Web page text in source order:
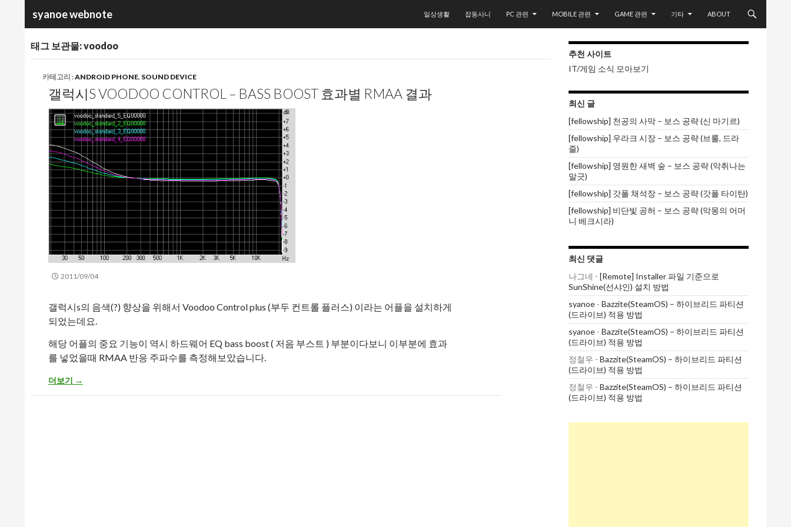
syanoe webnote
색
일상생활
잡동사니 PC 관련 MOBILE 관련 GAME 관련 기타 ABOUT
태그 보관물: voodoo
카테고리 :ANDROID PHONE, SOUND DEVICE
갤럭시S VOODOO CONTROL – BASS BOOST 효과별 RMAA 결과
2011/09/04
갤럭시s의 음색(?) 향상을 위해서 Voodoo Control plus (부두 컨트롤 플러스) 이라는 어플을 설치하게
되었는데요.
해당 어플의 중요 기능이 역시 하드웨어 EQ bass boost ( 저음 부스트 ) 부분이다보니 이부분에 효과
를 넣었을때 RMAA 반응 주파수를 측정해보았습니다.
갤럭시s Voodoo Control – Bass Boost 효과별 RMAA 결과
더보기 →
추천 사이트
IT/게임 소식 모아보기
최신 글
[fellowship] 천공의 사막 – 보스 공략 (신 마기르)
[fellowship] 우라크 시장 – 보스 공략 (브룰, 드라
줄)
[fellowship] 영원한 새벽 숲 – 보스 공략 (악취나는
말긋)
[fellowship] 갓폴 채석장 – 보스 공략 (갓폴 타이탄)
[fellowship] 비단빛 공허 – 보스 공략 (악몽의 어머
니 베크시라)
최신 댓글
나그네 - [Remote] Installer 파일 기준으로
SunShine(선샤인) 설치 방법
syanoe - Bazzite(SteamOS) – 하이브리드 파티션
(드라이브) 적용 방법
syanoe - Bazzite(SteamOS) – 하이브리드 파티션
(드라이브) 적용 방법
정철우 - Bazzite(SteamOS) – 하이브리드 파티션
(드라이브) 적용 방법
정철우 - Bazzite(SteamOS) – 하이브리드 파티션
(드라이브) 적용 방법